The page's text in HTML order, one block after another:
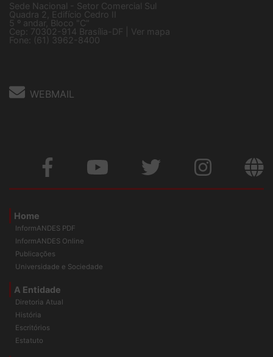
Quadra 2, Edifício Cedro II
5 º andar, Bloco "C"
Cep: 70302-914 Brasília-DF |
Fone: (61) 3962-8400
InformANDES PDF
InformANDES Online
Publicações
Universidade e Sociedade
Diretoria Atual
História
Escritórios
Estatuto